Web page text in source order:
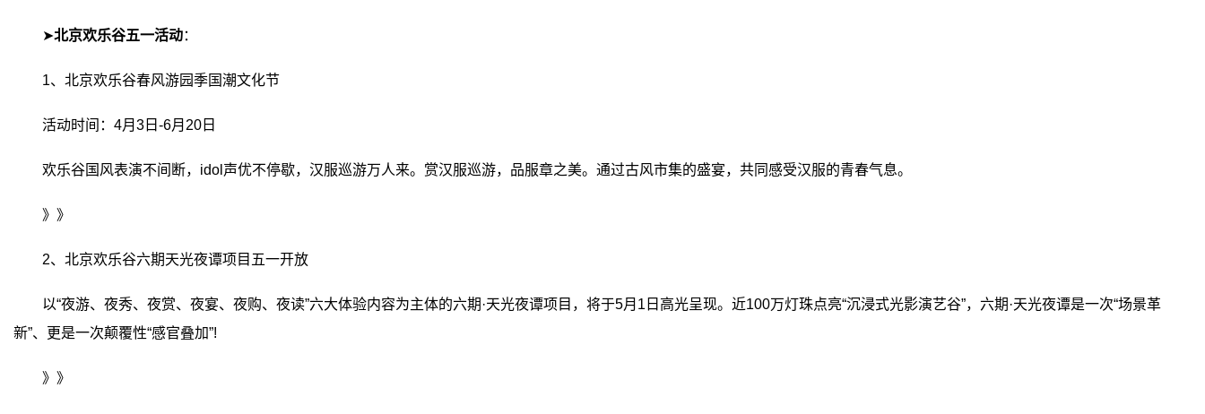
➤北京欢乐谷五一活动：
1、北京欢乐谷春风游园季国潮文化节
活动时间：4月3日-6月20日
欢乐谷国风表演不间断，idol声优不停歇，汉服巡游万人来。赏汉服巡游，品服章之美。通过古风市集的盛宴，共同感受汉服的青春气息。
》》
2、北京欢乐谷六期天光夜谭项目五一开放
以“夜游、夜秀、夜赏、夜宴、夜购、夜读”六大体验内容为主体的六期·天光夜谭项目，将于5月1日高光呈现。近100万灯珠点亮“沉浸式光影演艺谷”，六期·天光夜谭是一次“场景革
新”、更是一次颠覆性“感官叠加”!
》》